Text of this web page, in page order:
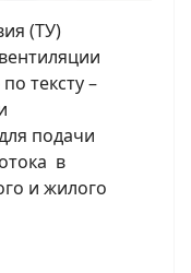
(ТУ)
тексту –
подачи
в
и жилого